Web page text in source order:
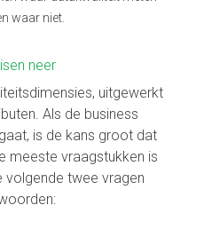
waar niet.
neer
uitgewerkt
Als de business
is de kans groot dat
meeste vraagstukken is
twee vragen